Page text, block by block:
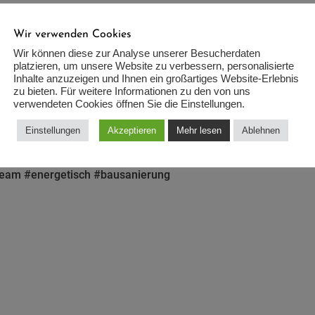
für das Sommer-Open-Air in Einhausen. Am
#show #lorsch #herxheim #lichttechnik #tontechnik
#energetisch #bausanierung
Wir verwenden Cookies
Wir können diese zur Analyse unserer Besucherdaten
platzieren, um unsere Website zu verbessern, personalisierte
Inhalte anzuzeigen und Ihnen ein großartiges Website-Erlebnis
zu bieten. Für weitere Informationen zu den von uns
verwendeten Cookies öffnen Sie die Einstellungen.
Einstellungen Akzeptieren Mehr lesen Ablehnen